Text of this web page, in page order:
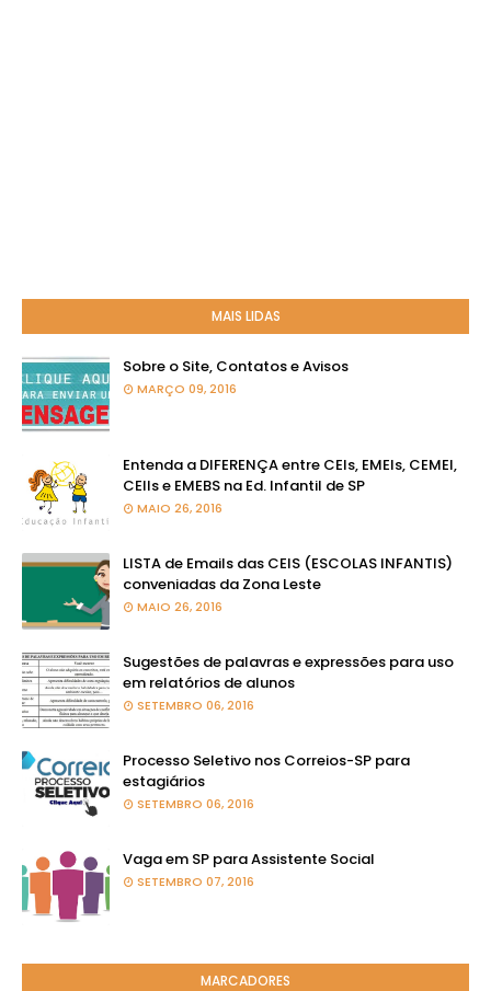
MAIS LIDAS
Sobre o Site, Contatos e Avisos
MARÇO 09, 2016
Entenda a DIFERENÇA entre CEIs, EMEIs, CEMEI,
CEIIs e EMEBS na Ed. Infantil de SP
MAIO 26, 2016
LISTA de Emails das CEIS (ESCOLAS INFANTIS)
conveniadas da Zona Leste
MAIO 26, 2016
Sugestões de palavras e expressões para uso
em relatórios de alunos
SETEMBRO 06, 2016
Processo Seletivo nos Correios-SP para
estagiários
SETEMBRO 06, 2016
Vaga em SP para Assistente Social
SETEMBRO 07, 2016
MARCADORES